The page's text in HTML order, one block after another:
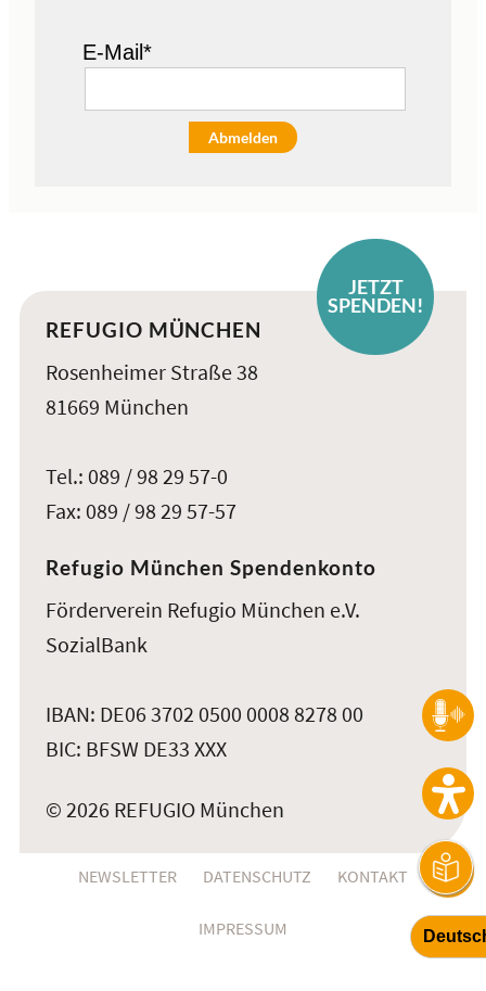
E-Mail*
Abmelden
JETZT
SPENDEN!
REFUGIO MÜNCHEN
Rosenheimer Straße 38
81669 München
Tel.: 089 / 98 29 57-0
Fax: 089 / 98 29 57-57
Refugio München Spendenkonto
Förderverein Refugio München e.V.
SozialBank
IBAN: DE06 3702 0500 0008 8278 00
BIC: BFSW DE33 XXX
© 2026 REFUGIO München
NEWSLETTER DATENSCHUTZ KONTAKT
IMPRESSUM